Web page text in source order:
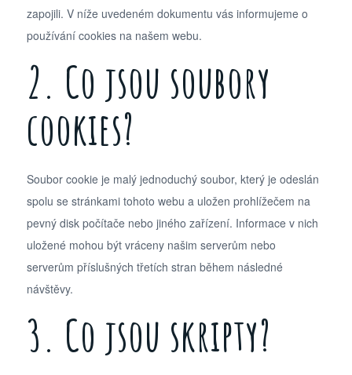
zapojili. V níže uvedeném dokumentu vás informujeme o
používání cookies na našem webu.
2. Co jsou soubory
cookies?
Soubor cookie je malý jednoduchý soubor, který je odeslán
spolu se stránkami tohoto webu a uložen prohlížečem na
pevný disk počítače nebo jiného zařízení. Informace v nich
uložené mohou být vráceny našim serverům nebo
serverům příslušných třetích stran během následné
návštěvy.
3. Co jsou skripty?